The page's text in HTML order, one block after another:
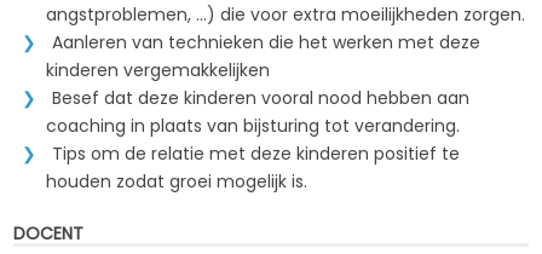
angstproblemen, …) die voor extra moeilijkheden zorgen.
Aanleren van technieken die het werken met deze
kinderen vergemakkelijken
Besef dat deze kinderen vooral nood hebben aan
coaching in plaats van bijsturing tot verandering.
Tips om de relatie met deze kinderen positief te
houden zodat groei mogelijk is.
DOCENT